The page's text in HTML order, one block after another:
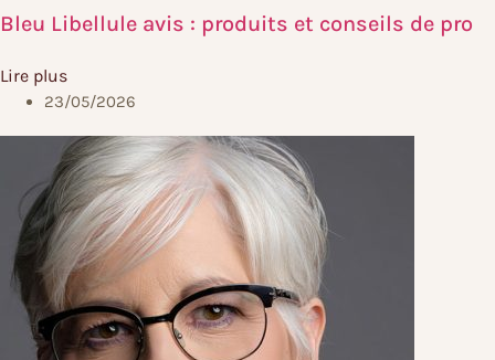
Bleu Libellule avis : produits et conseils de pro
Lire plus
23/05/2026